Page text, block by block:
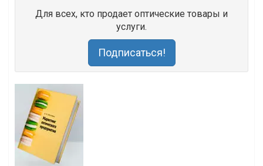
Для всех, кто продает оптические товары и
услуги.
Подписаться!